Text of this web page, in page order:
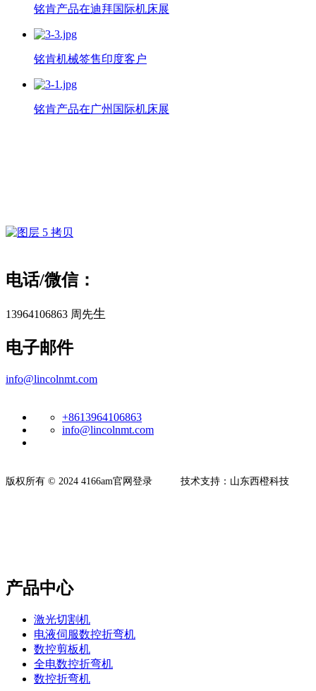
铭肯产品在迪拜国际机床展
铭肯机械签售印度客户
铭肯产品在广州国际机床展
电话/微信：
13964106863 周先生
电子邮件
info@lincolnmt.com
+8613964106863
info@lincolnmt.com
​版权所有 © 2024 4166am官网登录 技术支持：山东西橙科技
产品中心
激光切割机
电液伺服数控折弯机
数控剪板机
全电数控折弯机
数控折弯机